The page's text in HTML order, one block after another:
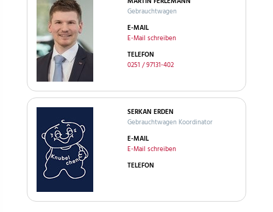
Gebrauchtwagen
E-MAIL
E-Mail schreiben
TELEFON
0251 / 97131-402
SERKAN ERDEN
Gebrauchtwagen Koordinator
E-MAIL
E-Mail schreiben
TELEFON